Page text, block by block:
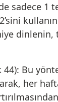
sadece 1
Bu
her